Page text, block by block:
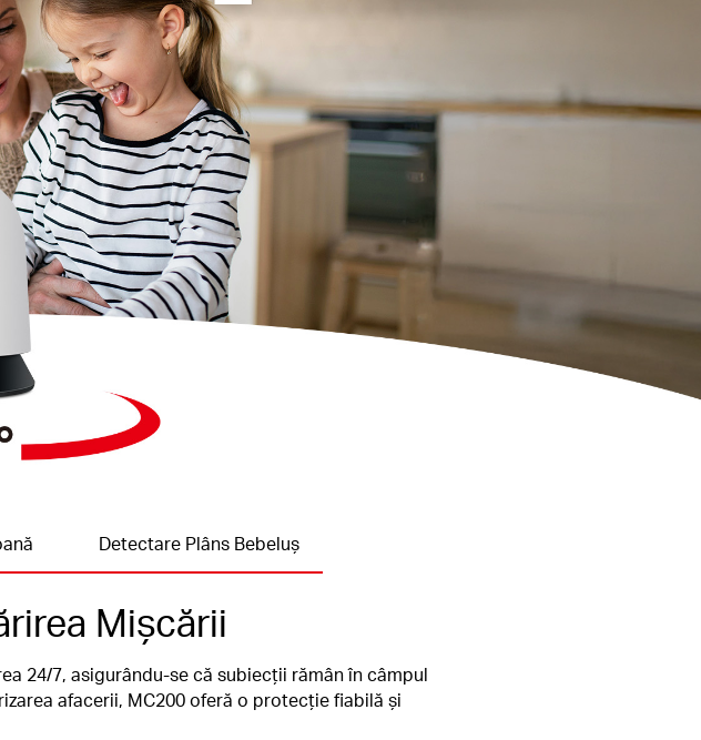
Detectare Plâns Bebeluș
Mișcării
24/7, asigurându-se că subiecții rămân în câmpul
afacerii, MC200 oferă o protecție fiabilă și